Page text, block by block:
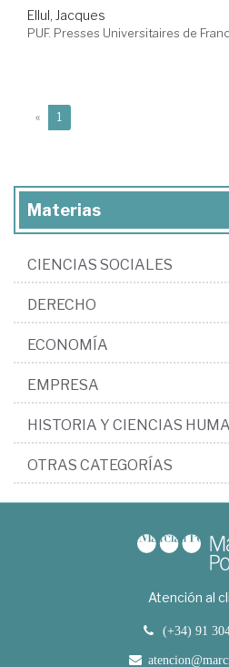
Ellul, Jacques
PUF. Presses Universitaires de
« 1
Materias
CIENCIAS SOCIALES
DERECHO
ECONOMÍA
EMPRESA
HISTORIA Y CIENCIAS
OTRAS CATEGORÍAS
Atención al
(+34) 91